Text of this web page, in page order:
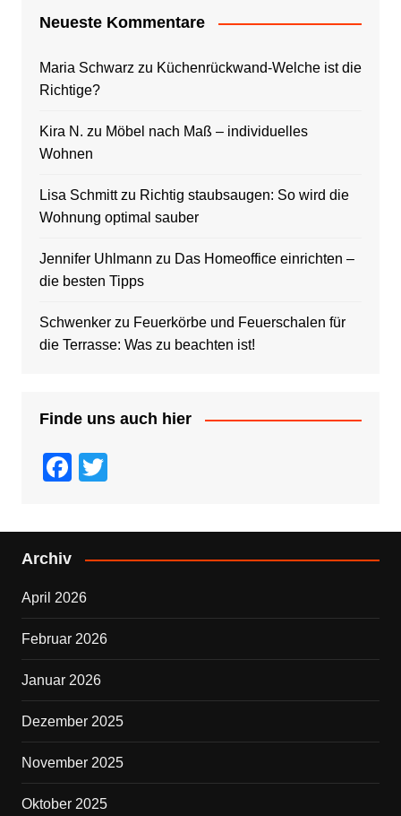
Neueste Kommentare
Maria Schwarz zu Küchenrückwand-Welche ist die
Richtige?
Kira N. zu Möbel nach Maß – individuelles
Wohnen
Lisa Schmittzu Richtig staubsaugen: So wird die
Wohnung optimal sauber
Jennifer Uhlmann zu Das Homeoffice einrichten –
die besten Tipps
Schwenkerzu Feuerkörbe und Feuerschalen für
die Terrasse: Was zu beachten ist!
Finde uns auch hier
F
c
e
o
o
k
tt
er
Archiv
April 2026
Februar 2026
Januar 2026
Dezember 2025
November 2025
Oktober 2025